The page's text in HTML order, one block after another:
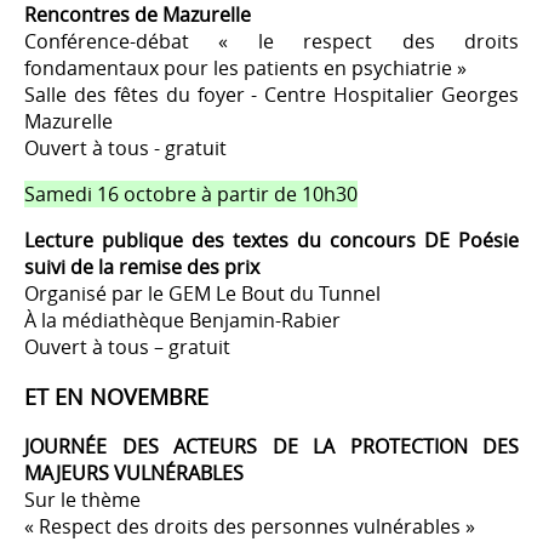
Rencontres de Mazurelle
Conférence-débat « le respect des droits
fondamentaux pour les patients en psychiatrie »
Salle des fêtes du foyer - Centre Hospitalier Georges
Mazurelle
Ouvert à tous - gratuit
Samedi 16 octobre à partir de 10h30
Lecture publique des textes du concours DE Poésie
suivi de la remise des prix
Organisé par le GEM Le Bout du Tunnel
À la médiathèque Benjamin-Rabier
Ouvert à tous – gratuit
ET EN NOVEMBRE
JOURNÉE DES ACTEURS DE LA PROTECTION DES
MAJEURS VULNÉRABLES
Sur le thème
« Respect des droits des personnes vulnérables »